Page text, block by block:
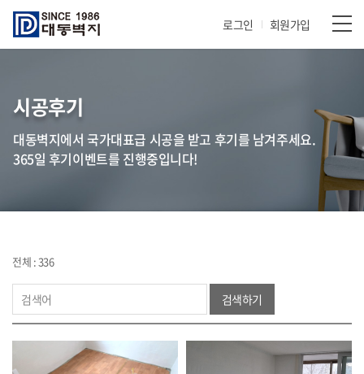
로그인 회원가입
시공후기
대동벽지에서 국가대표급 시공을 받고 후기를 남겨주세요.
365일 후기이벤트를 진행중입니다!
전체 : 336
검색하기